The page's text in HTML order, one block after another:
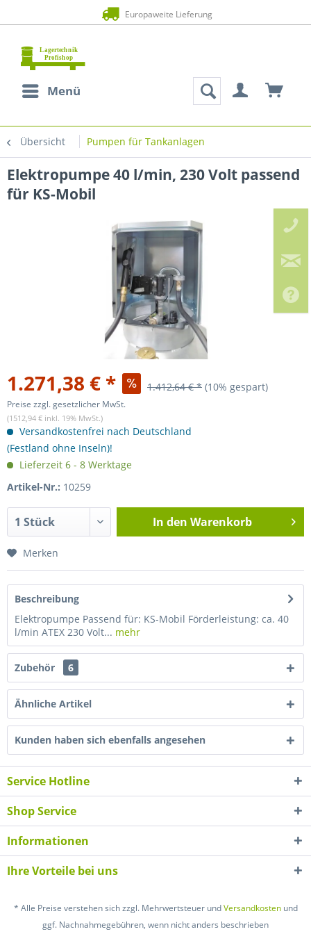
Europaweite Lieferung
Menü
Übersicht Pumpen für Tankanlagen
Elektropumpe 40 l/min, 230 Volt passend
für KS-Mobil
1.271,38 € * 1.412,64 € * (10% gespart)
Preise zzgl. gesetzlicher MwSt.
(1512,94 € inkl. 19% MwSt.)
Versandkostenfrei nach Deutschland
(Festland ohne Inseln)!
Lieferzeit 6 - 8 Werktage
Artikel-Nr.: 10259
In den Warenkorb
Merken
Beschreibung
Elektropumpe Passend für: KS-Mobil Förderleistung: ca. 40
l/min ATEX 230 Volt... mehr
Zubehör 6
Ähnliche Artikel
Kunden haben sich ebenfalls angesehen
Service Hotline
Shop Service
Informationen
Ihre Vorteile bei uns
* Alle Preise verstehen sich zzgl. Mehrwertsteuer undVersandkostenund
ggf. Nachnahmegebühren, wenn nicht anders beschrieben